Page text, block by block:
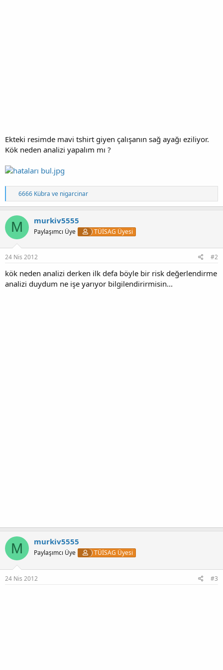
Ekteki resimde mavi tshirt giyen çalışanın sağ ayağı eziliyor.
Kök neden analizi yapalım mı ?
T
e
p
k
i
l
e
r
:
6666 Kübra ve nigarcinar
M murkiv5555
Paylaşımcı Üye TÜİSAG Üyesi
24 Nis 2012 #2
kök neden analizi derken ilk defa böyle bir risk değerlendirme
analizi duydum ne işe yarıyor bilgilendirirmisin...
M murkiv5555
Paylaşımcı Üye TÜİSAG Üyesi
24 Nis 2012 #3